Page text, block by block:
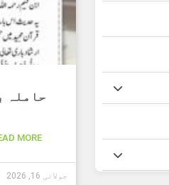
حاملہ
MORE »
جولائی 16, 2026